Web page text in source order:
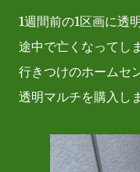
1週間前の1区画に透
途中で亡くなってし
行きつけのホームセ
透明マルチを購入し